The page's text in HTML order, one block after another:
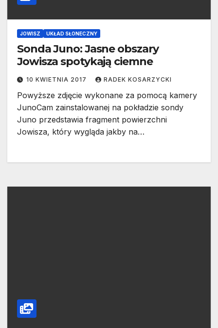
JOWISZ UKŁAD SŁONECZNY
Sonda Juno: Jasne obszary
Jowisza spotykają ciemne
10 KWIETNIA 2017 RADEK KOSARZYCKI
Powyższe zdjęcie wykonane za pomocą kamery
JunoCam zainstalowanej na pokładzie sondy
Juno przedstawia fragment powierzchni
Jowisza, który wygląda jakby na…